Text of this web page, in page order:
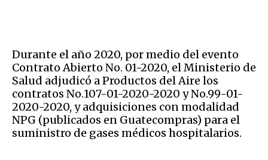
Durante el año 2020, por medio del evento
Contrato Abierto No. 01-2020, el Ministerio de
Salud adjudicó a Productos del Aire los
contratos No.107-01-2020-2020 y No.99-01-
2020-2020, y adquisiciones con modalidad
NPG (publicados en Guatecompras) para el
suministro de gases médicos hospitalarios.